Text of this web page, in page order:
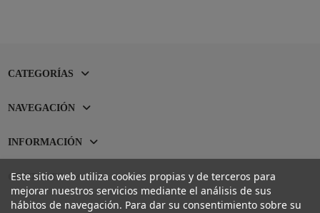
CATEGORÍAS
NAVEGACIÓN
INFORMACIÓN
CONTACTO
Este sitio web utiliza cookies propias y de terceros para
mejorar nuestros servicios mediante el análisis de sus
hábitos de navegación. Para dar su consentimiento sobre su